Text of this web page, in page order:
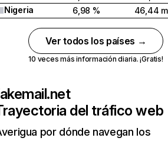
Nigeria
6,98 % 46,44
Ver todos los países →
10 veces más información diaria. ¡Gratis!
del tráfico web
por dónde navegan los